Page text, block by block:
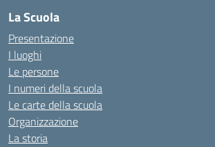
La Scuola
Presentazione
I luoghi
Le persone
I numeri della scuola
Le carte della scuola
Organizzazione
La storia